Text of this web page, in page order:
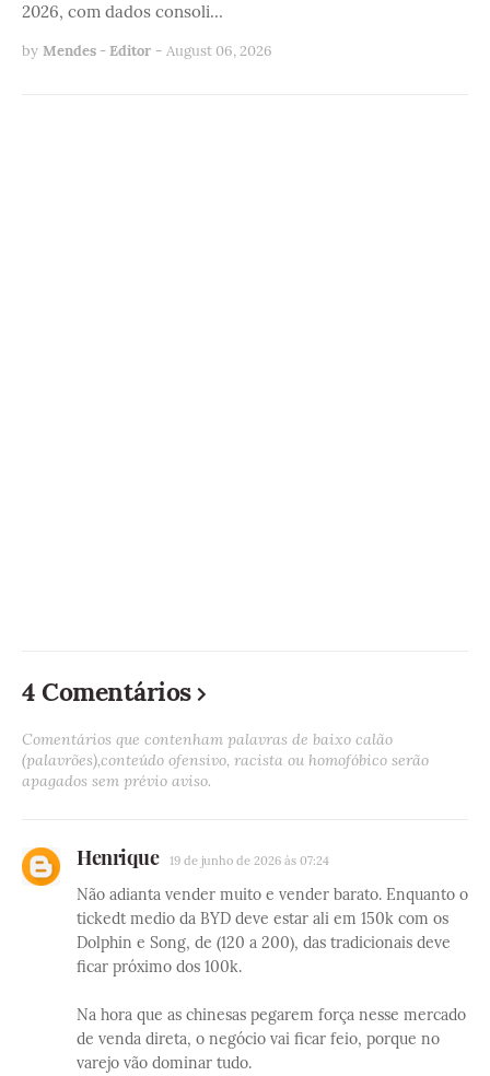
2026, com dados consoli…
by Mendes - Editor - August 06, 2026
4 Comentários
Comentários que contenham palavras de baixo calão
(palavrões),conteúdo ofensivo, racista ou homofóbico serão
apagados sem prévio aviso.
Henrique 19 de junho de 2026 às 07:24
Não adianta vender muito e vender barato. Enquanto o
tickedt medio da BYD deve estar ali em 150k com os
Dolphin e Song, de (120 a 200), das tradicionais deve
ficar próximo dos 100k.
Na hora que as chinesas pegarem força nesse mercado
de venda direta, o negócio vai ficar feio, porque no
varejo vão dominar tudo.